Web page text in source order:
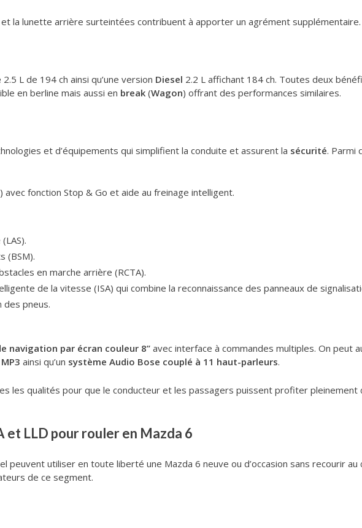
la lunette arrière surteintées contribuent à apporter un agrément supplémentaire.
2.5 L de 194 ch ainsi qu’une version Diesel 2.2 L affichant 184 ch. Toutes deux
en berline mais aussi en break (Wagon) offrant des performances similaires.
et d’équipements qui simplifient la conduite et assurent la sécurité. Parmi
fonction Stop & Go et aide au freinage intelligent.
(BSM).
en marche arrière (RCTA).
de la vitesse (ISA) qui combine la reconnaissance des panneaux de
des pneus.
navigation par écran couleur 8’’ avec interface à commandes multiples. On peut
ainsi qu’un système Audio Bose couplé à 11 haut-parleurs.
les qualités pour que le conducteur et les passagers puissent profiter pleinement
et LLD pour rouler en Mazda 6
peuvent utiliser en toute liberté une Mazda 6 neuve ou d’occasion sans recourir au
de ce segment.